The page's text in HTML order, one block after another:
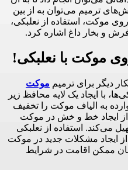
ترمیم می‌توان به از بین
موکت، استفاده از نعلبکی،
فرش و بخار داغ اشاره کرد.
موکت با نعلبکی!
دیگر برای ترمیم موکت
با ایجاد یک لایه محافظ زیر
به الیاف موکت را تخفیف
از ایجاد خط و خش در موکت
می‌کند. استفاده از نعلبکی
ایجاد مشکلات جدید در موکت
ممکن اقامت در شرایط